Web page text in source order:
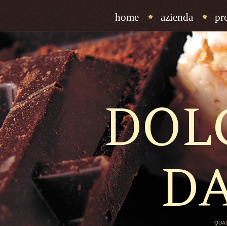
home azienda